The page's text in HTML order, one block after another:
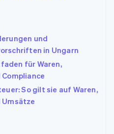
und
in Ungarn
für Waren,
So gilt sie auf Waren,